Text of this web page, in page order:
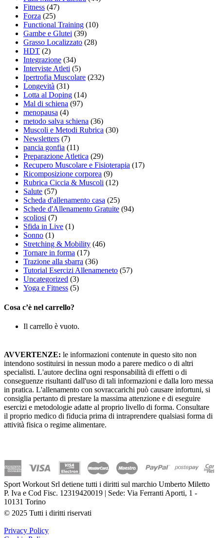
Fitness (47)
Forza (25)
Functional Training (10)
Gambe e Glutei (39)
Grasso Localizzato (28)
HDT (2)
Integrazione (34)
Interviste Atleti (5)
Ipertrofia Muscolare (232)
Longevità (31)
Lotta al Doping (14)
Mal di schiena (97)
menopausa (4)
metodo salva schiena (36)
Muscoli e Metodi Rubrica (30)
Newsletters (7)
pancia gonfia (11)
Preparazione Atletica (29)
Recupero Muscolare e Fisioterapia (17)
Ricomposizione corporea (9)
Rubrica Ciccia & Muscoli (12)
Salute (57)
Scheda d'allenamento casa (25)
Schede d'Allenamento Gratuite (94)
scoliosi (7)
Sfida in Live (1)
Sonno (1)
Stretching & Mobility (46)
Tornare in forma (17)
Trazione alla sbarra (36)
Tutorial Esercizi Allenameneto (57)
Uncategorized (3)
Yoga e Fitness (5)
Cosa c’è nel carrello?
Il carrello è vuoto.
AVVERTENZE: le informazioni contenute in questo sito non
intendono sostituirsi in nessun modo a parere medico o di altri
specialisti. L'autore declina ogni responsabilità di effetti o di
conseguenze risultanti dall'uso di tali informazioni e dalla loro messa
in pratica. L'allenamento con sovraccarichi può causare infortuni, si
consiglia pertanto di prestare la massima attenzione e di eseguire
esercizi e metodologie adatte al proprio livello di forma. Consultare
il proprio medico di fiducia prima di intraprendere qualsiasi forma di
attività fisica o regime alimentare.
Sport Workout Srl detiene tutti i diritti sul marchio Umberto Miletto
P. Iva e Cod Fisc. 12319420019 | Sede: Via Ferranti Aporti, 1 -
10131 Torino
© 2025 Tutti i diritti riservati
Privacy Policy